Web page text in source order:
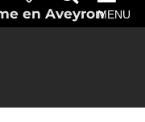
en AveyronMENU